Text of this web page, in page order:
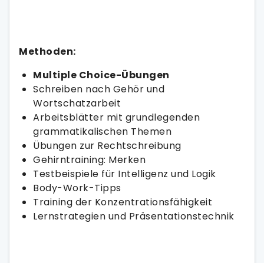
Methoden:
Multiple Choice-Übungen
Schreiben nach Gehör und
Wortschatzarbeit
Arbeitsblätter mit grundlegenden
grammatikalischen Themen
Übungen zur Rechtschreibung
Gehirntraining: Merken
Testbeispiele für Intelligenz und Logik
Body-Work-Tipps
Training der Konzentrationsfähigkeit
Lernstrategien und Präsentationstechnik